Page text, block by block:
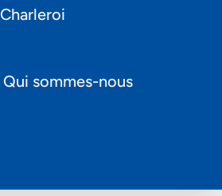
Charleroi
Qui sommes-nous